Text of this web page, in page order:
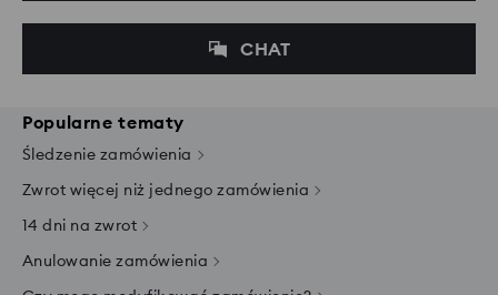
CHAT
Popularne tematy
Śledzenie zamówienia
Zwrot więcej niż jednego zamówienia
14 dni na zwrot
Anulowanie zamówienia